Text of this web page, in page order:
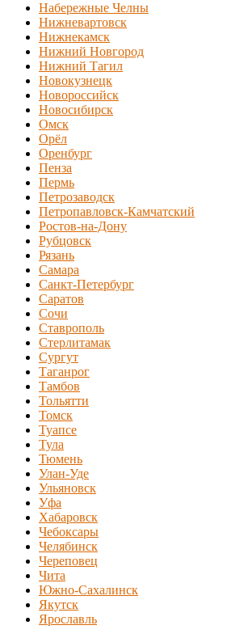
Набережные Челны
Нижневартовск
Нижнекамск
Нижний Новгород
Нижний Тагил
Новокузнецк
Новороссийск
Новосибирск
Омск
Орёл
Оренбург
Пенза
Пермь
Петрозаводск
Петропавловск-Камчатский
Ростов-на-Дону
Рубцовск
Рязань
Самара
Санкт-Петербург
Саратов
Сочи
Ставрополь
Стерлитамак
Сургут
Таганрог
Тамбов
Тольятти
Томск
Туапсе
Тула
Тюмень
Улан-Уде
Ульяновск
Уфа
Хабаровск
Чебоксары
Челябинск
Череповец
Чита
Южно-Сахалинск
Якутск
Ярославль